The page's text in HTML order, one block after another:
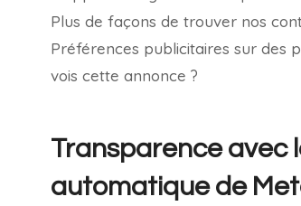
Plus de façons de trouver nos
Préférences publicitaires sur des
vois cette annonce ?
Transparence avec
automatique de